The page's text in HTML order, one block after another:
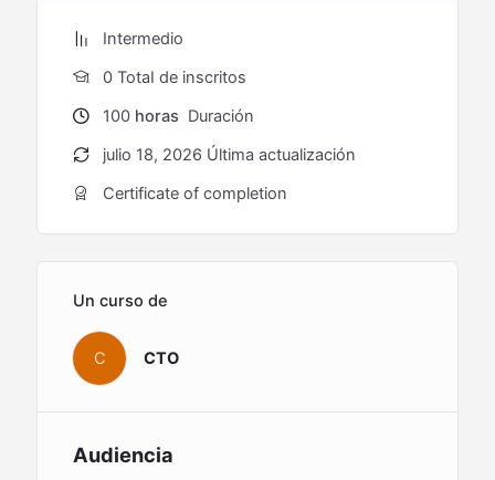
Intermedio
0 TotaI de inscritos
100 horas Duración
julio 18, 2026 Última actualización
Certificate of completion
Un curso de
C CTO
Audiencia